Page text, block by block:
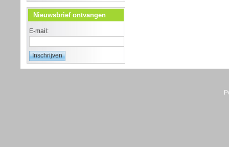
Nieuwsbrief ontvangen
E-mail: